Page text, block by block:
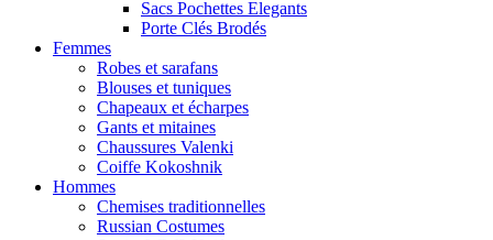
Sacs Pochettes Elegants
Porte Clés Brodés
Femmes
Robes et sarafans
Blouses et tuniques
Chapeaux et écharpes
Gants et mitaines
Chaussures Valenki
Coiffe Kokoshnik
Hommes
Chemises traditionnelles
Russian Costumes